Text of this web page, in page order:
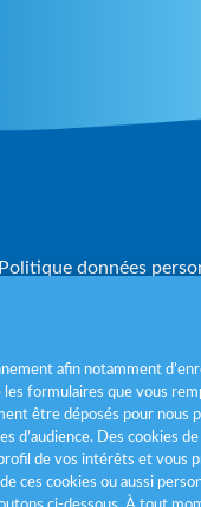
Politique données
5 fruits
afin notamment
formulaires que vous
être déposés pour nous
d’audience. Des cookies de
de vos intérêts et vous
ces cookies ou aussi